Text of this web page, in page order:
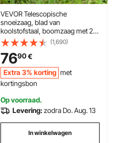
VEVOR Telescopische
snoeizaag, blad van
koolstofstaal, boomzaag met 20
cm telescopische steel, in
hoogte verstelbaar van 2,24 m
tot 8,24 m, handzaag, stokzaag,
draagtas, zaag met handgreep,
tuingereedschap voor
snoeiwerkzaamheden
(1,690)
7690€
Extra 3% korting met
kortingsbon
Op voorraad.
Levering:zodra Do. Aug. 13
In winkelwagen